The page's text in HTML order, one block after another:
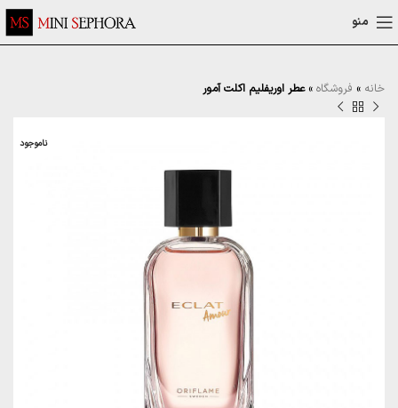
منو
خانه » فروشگاه »عطر اوریفلیم اکلت آمور
ناموجود